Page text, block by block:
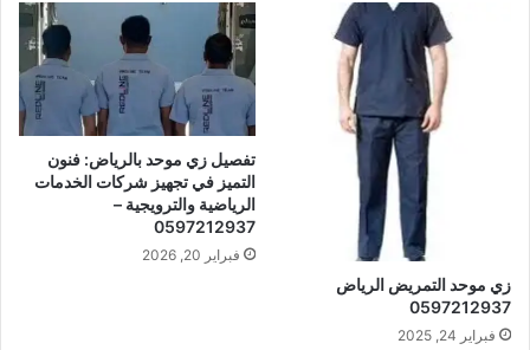
زي موحد التمريض الرياض
0597212937
فبراير 24, 2025
تفصيل زي موحد بالرياض: فنون
التميز في تجهيز شركات الخدمات
الرياضية والترويجية –
0597212937
فبراير 20, 2026